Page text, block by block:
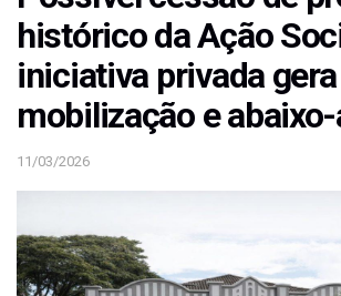
histórico da Ação
iniciativa privada gera
mobilização e
11/03/2026